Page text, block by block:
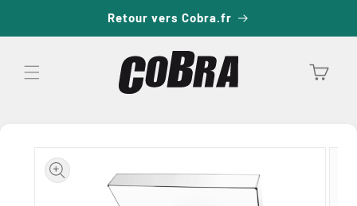
au
Retour vers Cobra.fr
Panier
informations
produits